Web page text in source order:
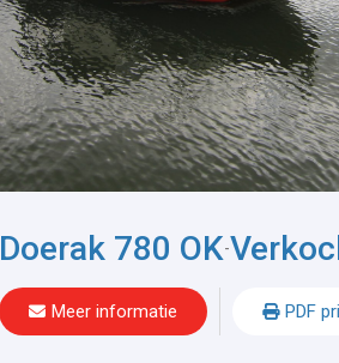
Doerak 780 OK-
Meer informatie PDF